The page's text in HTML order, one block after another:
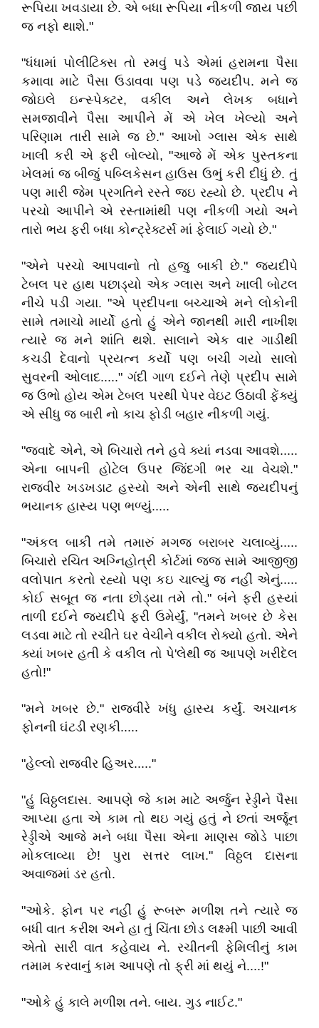
રૂપિયા ખવડાયા છે. એ બધા રૂપિયા નીકળી જાય પછી
જ નફો થાશે."
"ધંધામાં પોલીટિક્સ તો રમવું પડે એમાં હરામના પૈસા
કમાવા માટે પૈસા ઉડાવવા પણ પડે જયદીપ. મને જ
જોઇલે ઇન્સ્પેક્ટર, વકીલ અને લેખક બધાને
સમજાવીને પૈસા આપીને મેં એ ખેલ ખેલ્યો અને
પરિણામ તારી સામે જ છે." આખો ગ્લાસ એક સાથે
ખાલી કરી એ ફરી બોલ્યો, "આજે મેં એક પુસ્તકના
ખેલમાં જ બીજું પબ્લિકેસન હાઉસ ઉભું કરી દીધું છે. તું
પણ મારી જેમ પ્રગતિને રસ્તે જઇ રહ્યો છે. પ્રદીપ ને
પરચો આપીને એ રસ્તામાંથી પણ નીકળી ગયો અને
તારો ભય ફરી બધા કોન્ટ્રેક્ટર્સ માં ફેલાઈ ગયો છે."
"એને પરચો આપવાનો તો હજુ બાકી છે." જયદીપે
ટેબલ પર હાથ પછાડ્યો એક ગ્લાસ અને ખાલી બોટલ
નીચે પડી ગયા. "એ પ્રદીપના બચ્ચાએ મને લોકોની
સામે તમાચો માર્યો હતો હું એને જાનથી મારી નાખીશ
ત્યારે જ મને શાંતિ થશે. સાલાને એક વાર ગાડીથી
કચડી દેવાનો પ્રયત્ન કર્યો પણ બચી ગયો સાલો
સુવરની ઓલાદ....." ગંદી ગાળ દઈને તેણે પ્રદીપ સામે
જ ઉભો હોય એમ ટેબલ પરથી પેપર વેઇટ ઉઠાવી ફેંક્યું
એ સીધુ જ બારી નો કાચ ફોડી બહાર નીકળી ગયું.
"જવાદે એને, એ બિચારો તને હવે ક્યાં નડવા આવશે.....
એના બાપની હોટેલ ઉપર જિંદગી ભર ચા વેચશે."
રાજવીર ખડખડાટ હસ્યો અને એની સાથે જયદીપનું
ભયાનક હાસ્ય પણ ભળ્યું.....
"અંકલ બાકી તમે તમારું મગજ બરાબર ચલાવ્યું.....
બિચારો રચિત અગ્નિહોત્રી કોર્ટમાં જજ સામે આજીજી
વલોપાત કરતો રહ્યો પણ કઇ ચાલ્યું જ નહીં એનું.....
કોઈ સબૂત જ નતા છોડ્યા તમે તો." બંને ફરી હસ્યાં
તાળી દઈને જયદીપે ફરી ઉમેર્યું, "તમને ખબર છે કેસ
લડવા માટે તો રચીતે ઘર વેચીને વકીલ રોક્યો હતો. એને
ક્યાં ખબર હતી કે વકીલ તો પે'લેથી જ આપણે ખરીદેલ
હતો!"
"મને ખબર છે." રાજવીરે ખંધુ હાસ્ય કર્યું. અચાનક
ફોનની ઘંટડી રણકી.....
"હેલ્લો રાજવીર હિઅર....."
"હું વિઠ્ઠલદાસ. આપણે જે કામ માટે અર્જુન રેડ્ડીને પૈસા
આપ્યા હતા એ કામ તો થઇ ગયું હતું ને છતાં અર્જૂન
રેડ્ડીએ આજે મને બધા પૈસા એના માણસ જોડે પાછા
મોકલાવ્યા છે! પુરા સત્તર લાખ." વિઠ્ઠલ દાસના
અવાજમાં ડર હતો.
"ઓકે. ફોન પર નહીં હું રૂબરૂ મળીશ તને ત્યારે જ
બધી વાત કરીશ અને હા તું ચિંતા છોડ લક્ષ્મી પાછી આવી
એતો સારી વાત કહેવાય ને. રચીતની ફેમિલીનું કામ
તમામ કરવાનું કામ આપણે તો ફ્રી માં થયું ને....!"
"ઓકે હું કાલે મળીશ તને. બાય. ગુડ નાઈટ."